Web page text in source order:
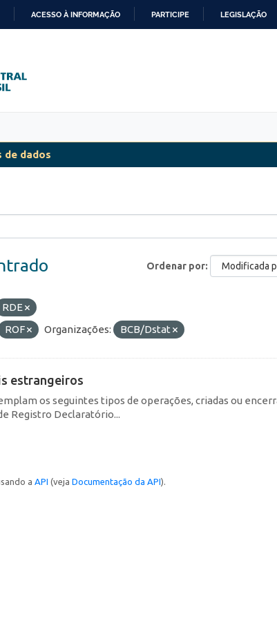
ACESSO À INFORMAÇÃO PARTICIPE LEGISLAÇÃO
de dados
Ordenar por
RDE
ROF Organizações: BCB/Dstat
estrangeiros
os seguintes tipos de operações, criadas ou
Registro Declaratório...
a API (veja Documentação da API).